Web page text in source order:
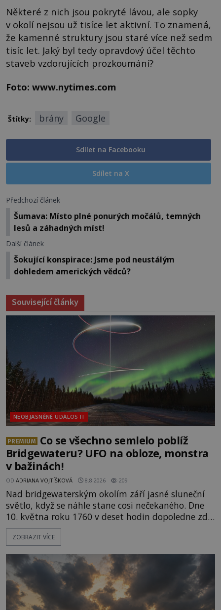
Některé z nich jsou pokryté lávou, ale sopky
v okolí nejsou už tisíce let aktivní. To znamená,
že kamenné struktury jsou staré více než sedm
tisíc let. Jaký byl tedy opravdový účel těchto
staveb vzdorujících prozkoumání?
Foto: www.nytimes.com
Štítky: brány Google
Sdílet na Facebooku
Sdílet na X
Předchozí článek
Šumava: Místo plné ponurých močálů, temných
lesů a záhadných míst!
Další článek
Šokující konspirace: Jsme pod neustálým
dohledem amerických vědců?
Související články
NEOBJASNĚNÉ UDÁLOSTI
PREMIUM
Co se všechno semlelo poblíž
Bridgewateru? UFO na obloze, monstra
v bažinách!
OD ADRIANA VOJTÍŠKOVÁ 8.8.2026 209
Nad bridgewaterským okolím září jasné sluneční
světlo, když se náhle stane cosi nečekaného. Dne
10. května roku 1760 v deset hodin dopoledne zde
dojde k vůbec prvnímu historicky doloženému
přeletu UFO. Podle záznamů vyzařuje takové
jen o nějaký optický klam, nebo se zde skutečně
právě vznáší mimozemská loď
ZOBRAZIT VÍCE